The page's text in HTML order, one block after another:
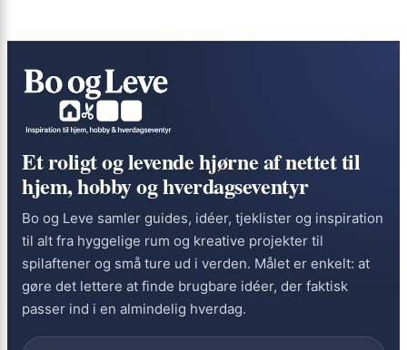
Et roligt og levende hjørne af nettet til
hjem, hobby og hverdags­eventyr
Bo og Leve samler guides, idéer, tjeklister og inspiration
til alt fra hyggelige rum og kreative projekter til
spilaftener og små ture ud i verden. Målet er enkelt: at
gøre det lettere at finde brugbare idéer, der faktisk
passer ind i en almindelig hverdag.